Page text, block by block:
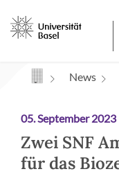
Navigation mit
News
05. September 2023
Zwei SNF
für das